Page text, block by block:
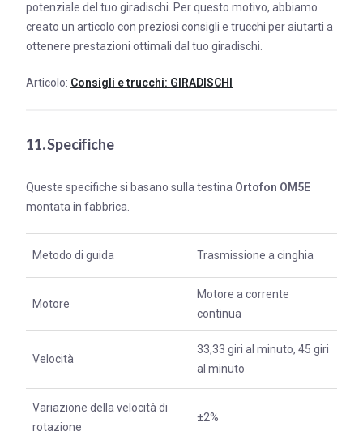
potenziale del tuo giradischi. Per questo motivo, abbiamo
creato un articolo con preziosi consigli e trucchi per aiutarti a
ottenere prestazioni ottimali dal tuo giradischi.
Articolo: Consigli e trucchi: GIRADISCHI
11. Specifiche
Queste specifiche si basano sulla testina Ortofon OM5E
montata in fabbrica.
Metodo di guida Trasmissione a cinghia
Motore
Motore a corrente
continua
Velocità
33,33 giri al minuto, 45 giri
al minuto
Variazione della velocità di
rotazione
±2%